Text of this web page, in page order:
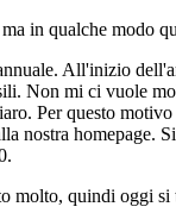
in qualche modo
All'inizio
Non mi ci vuole
Per questo
nostra homepage.
molto, quindi oggi si